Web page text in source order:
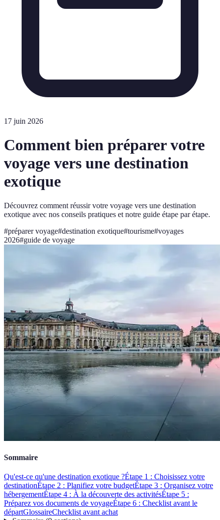
17 juin 2026
Comment bien préparer votre
voyage vers une destination
exotique
Découvrez comment réussir votre voyage vers une destination
exotique avec nos conseils pratiques et notre guide étape par étape.
#préparer voyage#destination exotique#tourisme#voyages
2026#guide de voyage
Sommaire
Qu'est-ce qu'une destination exotique ?Étape 1 : Choisissez votre
destinationÉtape 2 : Planifiez votre budgetÉtape 3 : Organisez votre
hébergementÉtape 4 : À la découverte des activitésÉtape 5 :
Préparez vos documents de voyageÉtape 6 : Checklist avant le
départGlossaireChecklist avant achat